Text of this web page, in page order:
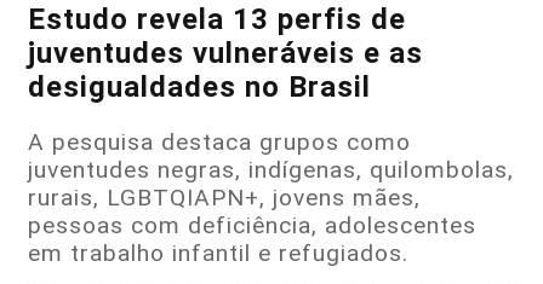
Estudo revela 13 perfis de
juventudes vulneráveis e as
desigualdades no Brasil
A pesquisa destaca grupos como
juventudes negras, indígenas, quilombolas,
rurais, LGBTQIAPN+, jovens mães,
pessoas com deficiência, adolescentes
em trabalho infantil e refugiados.